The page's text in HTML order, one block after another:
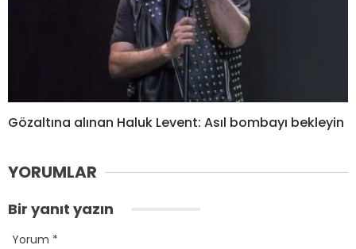
Gözaltına alınan Haluk Levent: Asıl bombayı bekleyin
YORUMLAR
Bir yanıt yazın
Yorum *